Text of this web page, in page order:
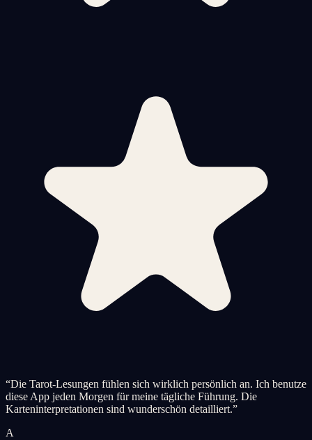
“Die Tarot-Lesungen fühlen sich wirklich persönlich an. Ich benutze
diese App jeden Morgen für meine tägliche Führung. Die
Karteninterpretationen sind wunderschön detailliert.”
A